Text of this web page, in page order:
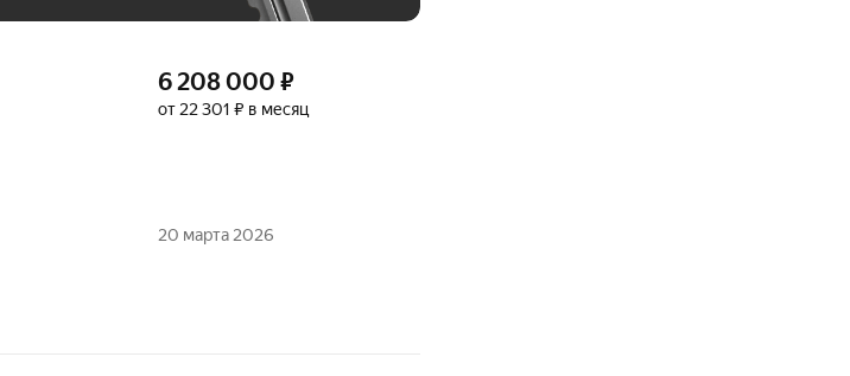
6 208 000 ₽
от 22 301 ₽ в месяц
20 марта 2026